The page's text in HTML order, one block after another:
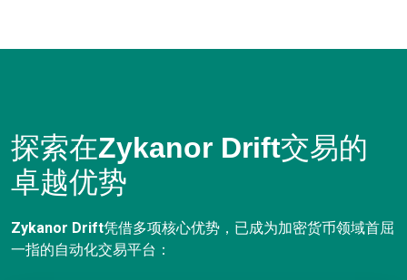
探索在Zykanor Drift交易的
卓越优势
Zykanor Drift凭借多项核心优势，已成为加密货币领域首屈
一指的自动化交易平台：